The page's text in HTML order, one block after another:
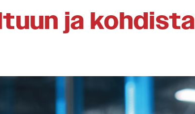
ja kohdista